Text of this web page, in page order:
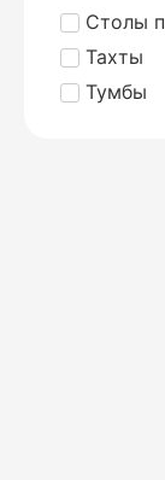
Столы
Тахты
Тумбы